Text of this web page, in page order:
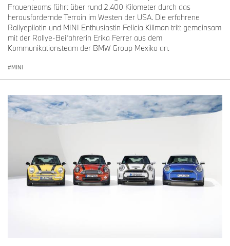
Energieeffizienzkategorie 2025
(01/2025)
– 138 g/km; Energieeffizienz
Kategorie: E
Kraftstoffverbrauch kombiniert:
6,8 – 6,5 l/100km gemäss
WLTP; CO2 Emissionen
kombiniert: 154 – 147 g/km;
Frauenteams führt über rund 2.400 Kilometer durch das
herausfordernde Terrain im Westen der USA. Die erfahrene
Rallyepilotin und MINI Enthusiastin Felicia Killman tritt gemeinsam
mit der Rallye-Beifahrerin Erika Ferrer aus dem
Kommunikationsteam der BMW Group Mexiko an.
MINI